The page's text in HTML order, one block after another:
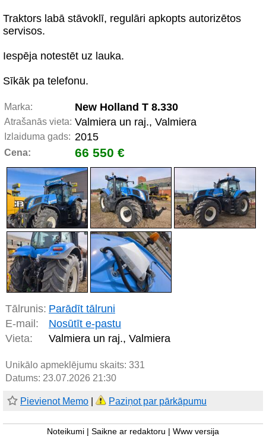
Traktors labā stāvoklī, regulāri apkopts autorizētos
servisos.
Iespēja notestēt uz lauka.
Sīkāk pa telefonu.
Marka: New Holland T 8.330
Atrašanās vieta: Valmiera un raj., Valmiera
Izlaiduma gads: 2015
Cena: 66 550 €
Tālrunis: Parādīt tālruni
E-mail:
Nosūtīt e-pastu
Vieta:
Valmiera un raj., Valmiera
Unikālo apmeklējumu skaits: 331
Datums: 23.07.2026 21:30
Pievienot Memo Paziņot par pārkāpumu
Noteikumi Saikne ar redaktoru Www versija